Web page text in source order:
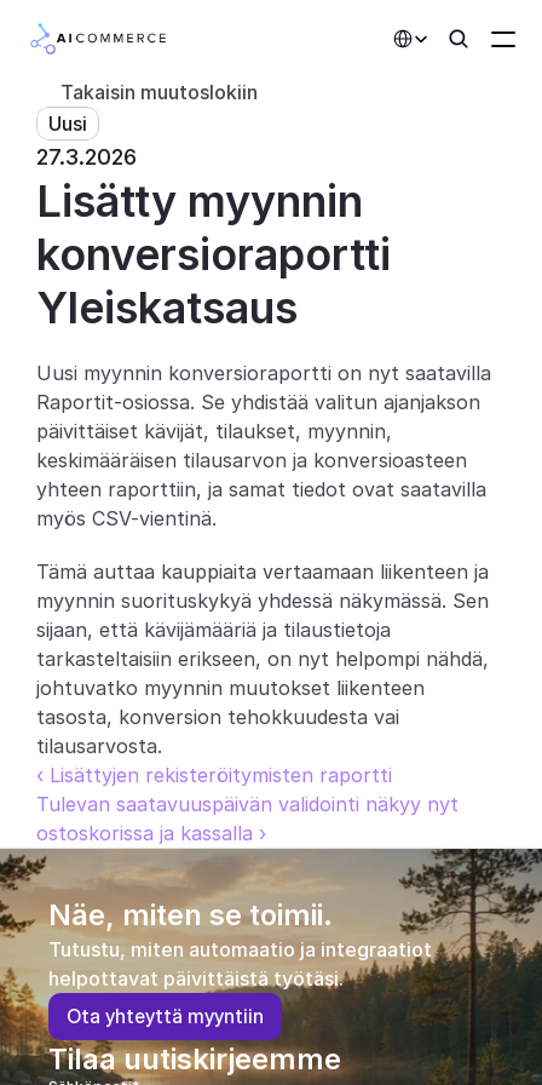
AI-toiminnot
Kumppanit
Hinnoittelu
Kehittäjille
Integraatiot
Blogi
Partners
Asiakkaat
Tekoälyominaisuudet
Muutosloki
Kehittäjille
Tietoa
Select Language
V araa de m o
Takaisin muutoslokiin
Uusi
27.3.2026
Lisätty myynnin
konversioraportti
Yleiskatsaus
Uusi myynnin konversioraportti on nyt saatavilla
Raportit-osiossa. Se yhdistää valitun ajanjakson
päivittäiset kävijät, tilaukset, myynnin,
keskimääräisen tilausarvon ja konversioasteen
yhteen raporttiin, ja samat tiedot ovat saatavilla
myös CSV-vientinä.
Tämä auttaa kauppiaita vertaamaan liikenteen ja
myynnin suorituskykyä yhdessä näkymässä. Sen
sijaan, että kävijämääriä ja tilaustietoja
tarkasteltaisiin erikseen, on nyt helpompi nähdä,
johtuvatko myynnin muutokset liikenteen
tasosta, konversion tehokkuudesta vai
tilausarvosta.
‹ Lisättyjen rekisteröitymisten raportti
Tulevan saatavuuspäivän validointi näkyy nyt
ostoskorissa ja kassalla ›
Näe, miten se toimii.
Tutustu, miten automaatio ja integraatiot
helpottavat päivittäistä työtäsi.
Ota yhteyttä myyntiin
Tilaa uutiskirjeemme